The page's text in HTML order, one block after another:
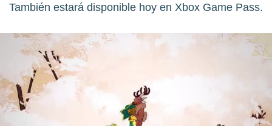
También estará disponible hoy en Xbox Game Pass.